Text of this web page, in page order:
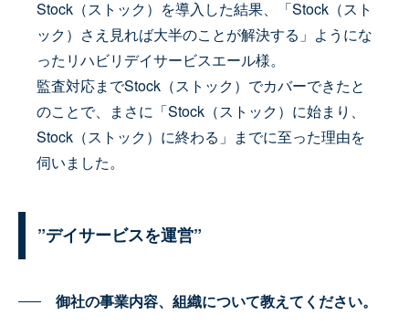
Stock（ストック）を導入した結果、「Stock（スト
ック）さえ見れば大半のことが解決する」ようにな
ったリハビリデイサービスエール様。
監査対応までStock（ストック）でカバーできたと
のことで、まさに「Stock（ストック）に始まり、
Stock（ストック）に終わる」までに至った理由を
伺いました。
”デイサービスを運営”
御社の事業内容、組織について教えてください。